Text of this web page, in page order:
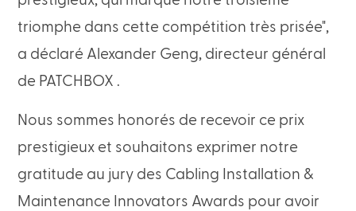
triomphe dans cette compétition très prisée",
a déclaré Alexander Geng, directeur général
de PATCHBOX .
Nous sommes honorés de recevoir ce prix
prestigieux et souhaitons exprimer notre
gratitude au jury des Cabling Installation &
Maintenance Innovators Awards pour avoir